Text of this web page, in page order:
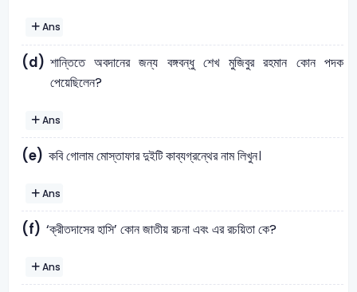
Ans
(d) শান্তিতে অবদানের জন্য বঙ্গবন্ধু শেখ মুজিবুর রহমান কোন পদক
পেয়েছিলেন?
Ans
(e) কবি গোলাম মোস্তাফার দুইটি কাব্যগ্রন্থের নাম লিখুন।
Ans
(f) ‘ক্রীতদাসের হাসি’ কোন জাতীয় রচনা এবং এর রচয়িতা কে?
Ans